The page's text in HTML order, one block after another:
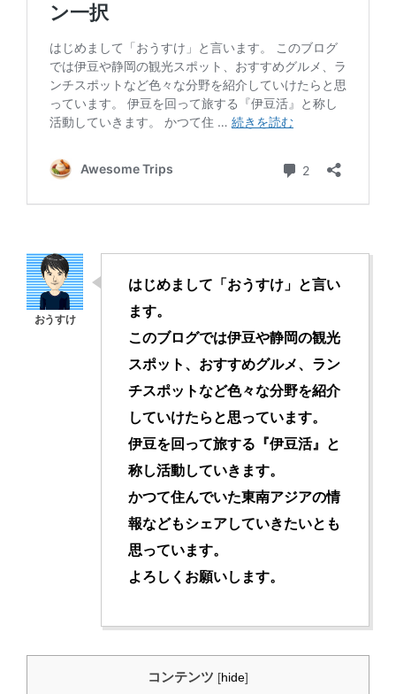
はじめまして「おうすけ」と言い
ます。
このブログでは伊豆や静岡の観光
スポット、おすすめグルメ、ラン
チスポットなど色々な分野を紹介
していけたらと思っています。
伊豆を回って旅する『伊豆活』と
称し活動していきます。
かつて住んでいた東南アジアの情
報などもシェアしていきたいとも
思っています。
よろしくお願いします。
コンテンツ [hide]